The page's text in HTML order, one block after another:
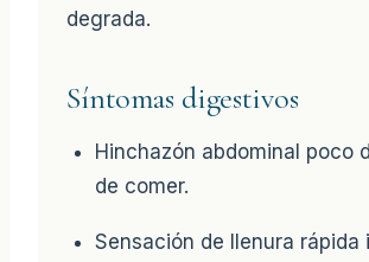
degrada.
Síntomas digestivos
Hinchazón abdominal poco
de comer.
Sensación de llenura rápida